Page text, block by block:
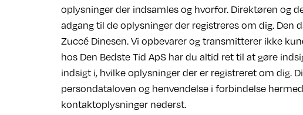
oplysninger der indsamles og hvorfor. Direktøren og
adgang til de oplysninger der registreres om dig. Den
Zuccé Dinesen. Vi opbevarer og transmitterer ikke
hos Den Bedste Tid ApS har du altid ret til at gøre
indsigt i, hvilke oplysninger der er registreret om dig.
persondataloven og henvendelse i forbindelse
kontaktoplysninger nederst.